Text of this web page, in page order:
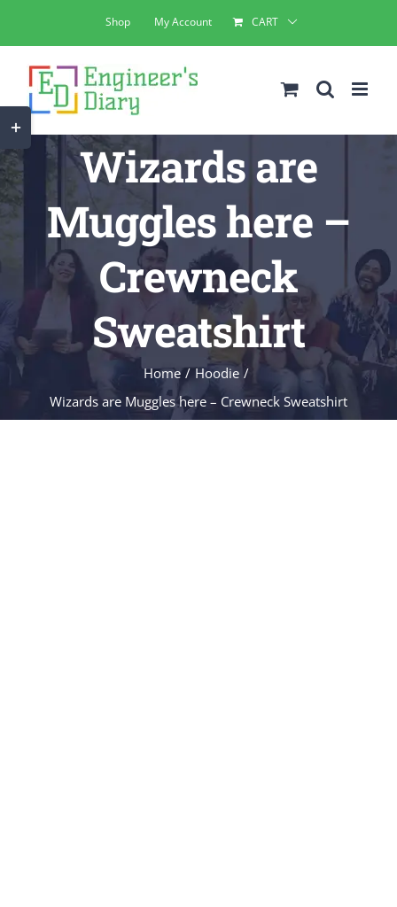
to
content
Shop My Account CART
Wizards are
Muggles here –
Crewneck
Sweatshirt
Home
Hoodie
Wizards are Muggles here – Crewneck Sweatshirt
Toggle
Sliding
Bar
Area